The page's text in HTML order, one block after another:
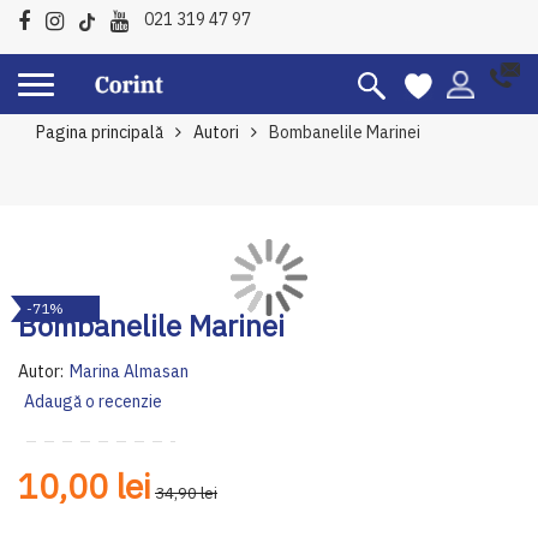
021 319 47 97
Pagina principală Autori Bombanelile Marinei
Bombanelile Marinei
Autor: Marina Almasan
Adaugă o recenzie
10,00 lei 34,90 lei
to
the
end
of
the
images
-71%